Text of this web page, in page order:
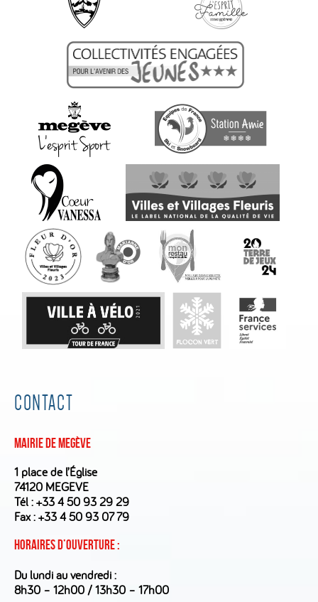
CONTACT
Mairie de Megève
1 place de l’Église
74120 MEGEVE
Tél :+33 4 50 93 29 29
Fax : +33 4 50 93 07 79
Horaires d’ouverture :
Du lundi au vendredi :
8h30 – 12h00 / 13h30 – 17h00